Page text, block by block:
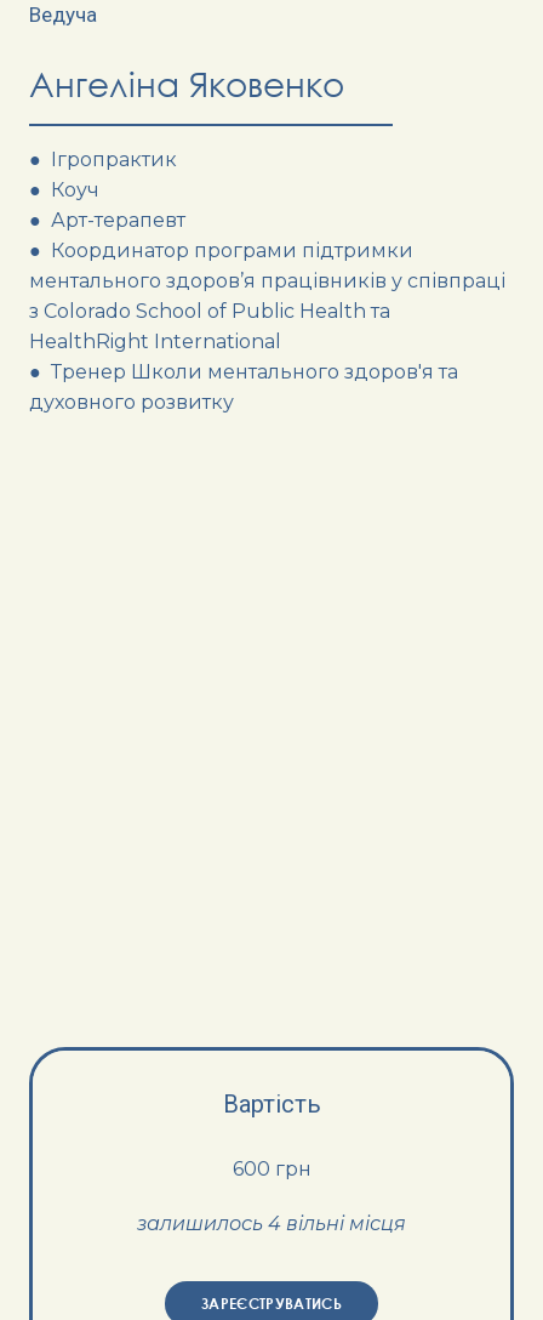
Ведуча
Ангеліна Яковенко
● Ігропрактик
● Коуч
● Арт-терапевт
● Координатор програми підтримки
ментального здоров’я працівників у співпраці
з Colorado School of Public Health та
HealthRight International
● Тренер Школи ментального здоров'я та
духовного розвитку
Вартість
600 грн
залишилось 4 вільні місця
ЗАРЕЄСТРУВАТИСЬ